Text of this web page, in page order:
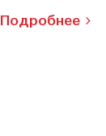
Подробнее